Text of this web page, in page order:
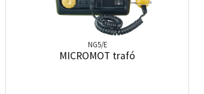
NG5/E
MICROMOT trafó